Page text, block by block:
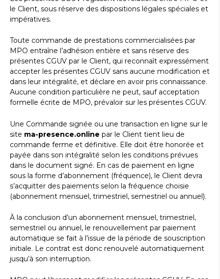
le Client, sous réserve des dispositions légales spéciales et
impératives.
Toute commande de prestations commercialisées par
MPO entraîne l’adhésion entière et sans réserve des
présentes CGUV par le Client, qui reconnaît expressément
accepter les présentes CGUV sans aucune modification et
dans leur intégralité, et déclare en avoir pris connaissance.
Aucune condition particulière ne peut, sauf acceptation
formelle écrite de MPO, prévaloir sur les présentes CGUV.
Une Commande signée ou une transaction en ligne sur le
site ma-presence.online par le Client tient lieu de
commande ferme et définitive. Elle doit être honorée et
payée dans son intégralité selon les conditions prévues
dans le document signé. En cas de paiement en ligne
sous la forme d’abonnement (fréquence), le Client devra
s’acquitter des paiements selon la fréquence choisie
(abonnement mensuel, trimestriel, semestriel ou annuel).
À la conclusion d’un abonnement mensuel, trimestriel,
semestriel ou annuel, le renouvellement par paiement
automatique se fait à l’issue de la période de souscription
initiale. Le contrat est donc renouvelé automatiquement
jusqu’à son interruption.